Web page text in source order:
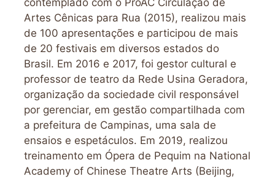
Artes Cênicas para Rua (2015), realizou mais
de 100 apresentações e participou de mais
de 20 festivais em diversos estados do
Brasil. Em 2016 e 2017, foi gestor cultural e
professor de teatro da Rede Usina Geradora,
organização da sociedade civil responsável
por gerenciar, em gestão compartilhada com
a prefeitura de Campinas, uma sala de
ensaios e espetáculos. Em 2019, realizou
treinamento em Ópera de Pequim na National
Academy of Chinese Theatre Arts (Beijing,